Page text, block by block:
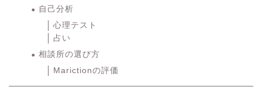
自己分析
心理テスト
占い
相談所の選び方
Marictionの評価